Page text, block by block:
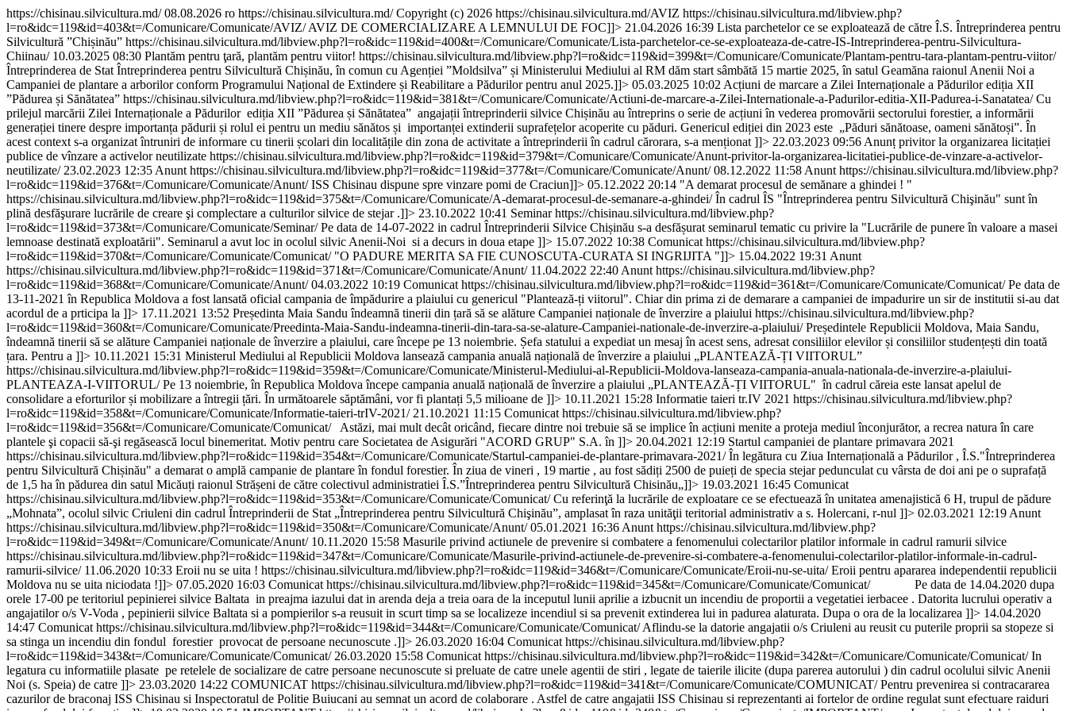
https://chisinau.silvicultura.md/08.08.2026 ro https://chisinau.silvicultura.md/ Copyright (c) 2026 https://chisinau.silvicultura.md/AVIZ https://chisinau.silvicultura.md/libview.php?
l=ro&idc=119&id=403&t=/Comunicare/Comunicate/AVIZ/AVIZ DE COMERCIALIZARE A LEMNULUI DE FOC]]> 21.04.2026 16:39 Lista parchetelor ce se exploatează de către Î.S. Întreprinderea pentru
Silvicultură ”Chișinău” https://chisinau.silvicultura.md/libview.php?l=ro&idc=119&id=400&t=/Comunicare/Comunicate/Lista-parchetelor-ce-se-exploateaza-de-catre-IS-Intreprinderea-pentru-Silvicultura-
Chiinau/ 10.03.2025 08:30 Plantăm pentru ţară, plantăm pentru viitor! https://chisinau.silvicultura.md/libview.php?l=ro&idc=119&id=399&t=/Comunicare/Comunicate/Plantam-pentru-tara-plantam-pentru-viitor/
Întreprinderea de Stat Întreprinderea pentru Silvicultură Chișinău, în comun cu Agenției ”Moldsilva” și Ministerului Mediului al RM dăm start sâmbătă 15 martie 2025, în satul Geamăna raionul Anenii Noi a
Campaniei de plantare a arborilor conform Programului Național de Extindere și Reabilitare a Pădurilor pentru anul 2025.]]> 05.03.2025 10:02 Acțiuni de marcare a Zilei Internaționale a Pădurilor ediția XII
”Pădurea și Sănătatea” https://chisinau.silvicultura.md/libview.php?l=ro&idc=119&id=381&t=/Comunicare/Comunicate/Actiuni-de-marcare-a-Zilei-Internationale-a-Padurilor-editia-XII-Padurea-i-Sanatatea/Cu
prilejul marcării Zilei Internaționale a Pădurilor ediția XII ”Pădurea și Sănătatea” angajații întreprinderii silvice Chișinău au întreprins o serie de acțiuni în vederea promovării sectorului forestier, a informării
generației tinere despre importanța pădurii și rolul ei pentru un mediu sănătos și importanței extinderii suprafețelor acoperite cu păduri. Genericul ediției din 2023 este „Păduri sănătoase, oameni sănătoși”. În
acest context s-a organizat întruniri de informare cu tinerii școlari din localitățile din zona de activitate a întreprinderii în cadrul cărorara, s-a menționat ]]> 22.03.2023 09:56 Anunț privitor la organizarea licitației
publice de vînzare a activelor neutilizate https://chisinau.silvicultura.md/libview.php?l=ro&idc=119&id=379&t=/Comunicare/Comunicate/Anunt-privitor-la-organizarea-licitatiei-publice-de-vinzare-a-activelor-
neutilizate/ 23.02.2023 12:35 Anunt https://chisinau.silvicultura.md/libview.php?l=ro&idc=119&id=377&t=/Comunicare/Comunicate/Anunt/08.12.2022 11:58 Anunt https://chisinau.silvicultura.md/libview.php?
l=ro&idc=119&id=376&t=/Comunicare/Comunicate/Anunt/ISS Chisinau dispune spre vinzare pomi de Craciun]]> 05.12.2022 20:14 "A demarat procesul de semănare a ghindei ! "
https://chisinau.silvicultura.md/libview.php?l=ro&idc=119&id=375&t=/Comunicare/Comunicate/A-demarat-procesul-de-semanare-a-ghindei/În cadrul ÎS "Întreprinderea pentru Silvicultură Chişinău" sunt în
plină desfăşurare lucrările de creare şi complectare a culturilor silvice de stejar .]]> 23.10.2022 10:41 Seminar https://chisinau.silvicultura.md/libview.php?
l=ro&idc=119&id=373&t=/Comunicare/Comunicate/Seminar/Pe data de 14-07-2022 in cadrul Întreprinderii Silvice Chișinău s-a desfășurat seminarul tematic cu privire la "Lucrările de punere în valoare a masei
lemnoase destinată exploatării". Seminarul a avut loc in ocolul silvic Anenii-Noi si a decurs in doua etape ]]> 15.07.2022 10:38 Comunicat https://chisinau.silvicultura.md/libview.php?
l=ro&idc=119&id=370&t=/Comunicare/Comunicate/Comunicat/ "O PADURE MERITA SA FIE CUNOSCUTA-CURATA SI INGRIJITA "]]> 15.04.2022 19:31 Anunt
https://chisinau.silvicultura.md/libview.php?l=ro&idc=119&id=371&t=/Comunicare/Comunicate/Anunt/ 11.04.2022 22:40 Anunt https://chisinau.silvicultura.md/libview.php?
l=ro&idc=119&id=368&t=/Comunicare/Comunicate/Anunt/04.03.2022 10:19 Comunicat https://chisinau.silvicultura.md/libview.php?l=ro&idc=119&id=361&t=/Comunicare/Comunicate/Comunicat/Pe data de
13-11-2021 în Republica Moldova a fost lansată oficial campania de împădurire a plaiului cu genericul "Plantează-ți viitorul". Chiar din prima zi de demarare a campaniei de impadurire un sir de institutii si-au dat
acordul de a prticipa la ]]> 17.11.2021 13:52 Președinta Maia Sandu îndeamnă tinerii din țară să se alăture Campaniei naționale de înverzire a plaiului https://chisinau.silvicultura.md/libview.php?
l=ro&idc=119&id=360&t=/Comunicare/Comunicate/Preedinta-Maia-Sandu-indeamna-tinerii-din-tara-sa-se-alature-Campaniei-nationale-de-inverzire-a-plaiului/Președintele Republicii Moldova, Maia Sandu,
îndeamnă tinerii să se alăture Campaniei naționale de înverzire a plaiului, care începe pe 13 noiembrie. Șefa statului a expediat un mesaj în acest sens, adresat consiliilor elevilor și consiliilor studențești din toată
țara. Pentru a ]]> 10.11.2021 15:31 Ministerul Mediului al Republicii Moldova lansează campania anuală națională de înverzire a plaiului „PLANTEAZĂ-ȚI VIITORUL”
https://chisinau.silvicultura.md/libview.php?l=ro&idc=119&id=359&t=/Comunicare/Comunicate/Ministerul-Mediului-al-Republicii-Moldova-lanseaza-campania-anuala-nationala-de-inverzire-a-plaiului-
PLANTEAZA-I-VIITORUL/Pe 13 noiembrie, în Republica Moldova începe campania anuală națională de înverzire a plaiului „PLANTEAZĂ-ȚI VIITORUL" în cadrul căreia este lansat apelul de
consolidare a eforturilor și mobilizare a întregii țări. În următoarele săptămâni, vor fi plantați 5,5 milioane de ]]> 10.11.2021 15:28 Informatie taieri tr.IV 2021 https://chisinau.silvicultura.md/libview.php?
l=ro&idc=119&id=358&t=/Comunicare/Comunicate/Informatie-taieri-trIV-2021/ 21.10.2021 11:15 Comunicat https://chisinau.silvicultura.md/libview.php?
l=ro&idc=119&id=356&t=/Comunicare/Comunicate/Comunicat/
Astăzi, mai mult decât oricând, fiecare dintre noi trebuie să se implice în acțiuni menite a proteja mediul înconjurător, a recrea natura în care
plantele şi copacii să-şi regăsească locul binemeritat. Motiv pentru care Societatea de Asigurări "ACORD GRUP" S.A. în ]]> 20.04.2021 12:19 Startul campaniei de plantare primavara 2021
https://chisinau.silvicultura.md/libview.php?l=ro&idc=119&id=354&t=/Comunicare/Comunicate/Startul-campaniei-de-plantare-primavara-2021/În legătura cu Ziua Internațională a Pădurilor , Î.S."Întreprinderea
pentru Silvicultură Chișinău" a demarat o amplă campanie de plantare în fondul forestier. În ziua de vineri , 19 martie , au fost sădiți 2500 de puieți de specia stejar pedunculat cu vârsta de doi ani pe o suprafață
de 1,5 ha în pădurea din satul Micăuți raionul Strășeni de către colectivul administratiei Î.S.”Întreprinderea pentru Silvicultură Chisinău„]]> 19.03.2021 16:45 Comunicat
https://chisinau.silvicultura.md/libview.php?l=ro&idc=119&id=353&t=/Comunicare/Comunicate/Comunicat/Cu referinţă la lucrările de exploatare ce se efectuează în unitatea amenajistică 6 H, trupul de pădure
„Mohnataˮ, ocolul silvic Criuleni din cadrul Întreprinderii de Stat „Întreprinderea pentru Silvicultură Chişinăuˮ, amplasat în raza unităţii teritorial administrativ a s. Holercani, r-nul ]]> 02.03.2021 12:19 Anunt
https://chisinau.silvicultura.md/libview.php?l=ro&idc=119&id=350&t=/Comunicare/Comunicate/Anunt/05.01.2021 16:36 Anunt https://chisinau.silvicultura.md/libview.php?
l=ro&idc=119&id=349&t=/Comunicare/Comunicate/Anunt/ 10.11.2020 15:58 Masurile privind actiunele de prevenire si combatere a fenomenului colectarilor platilor informale in cadrul ramurii silvice
https://chisinau.silvicultura.md/libview.php?l=ro&idc=119&id=347&t=/Comunicare/Comunicate/Masurile-privind-actiunele-de-prevenire-si-combatere-a-fenomenului-colectarilor-platilor-informale-in-cadrul-
ramurii-silvice/ 11.06.2020 10:33 Eroii nu se uita ! https://chisinau.silvicultura.md/libview.php?l=ro&idc=119&id=346&t=/Comunicare/Comunicate/Eroii-nu-se-uita/Eroii pentru apararea independentii republicii
Moldova nu se uita niciodata !]]> 07.05.2020 16:03 Comunicat https://chisinau.silvicultura.md/libview.php?l=ro&idc=119&id=345&t=/Comunicare/Comunicate/Comunicat/
Pe data de 14.04.2020 dupa
orele 17-00 pe teritoriul pepinierei silvice Baltata in preajma iazului dat in arenda deja a treia oara de la inceputul lunii aprilie a izbucnit un incendiu de proportii a vegetatiei ierbacee . Datorita lucrului operativ a
angajatilor o/s V-Voda , pepinierii silvice Baltata si a pompierilor s-a reusuit in scurt timp sa se localizeze incendiul si sa prevenit extinderea lui in padurea alaturata. Dupa o ora de la localizarea ]]> 14.04.2020
14:47 Comunicat https://chisinau.silvicultura.md/libview.php?l=ro&idc=119&id=344&t=/Comunicare/Comunicate/Comunicat/Aflindu-se la datorie angajatii o/s Criuleni au reusit cu puterile proprii sa stopeze si
sa stinga un incendiu din fondul forestier provocat de persoane necunoscute .]]> 26.03.2020 16:04 Comunicat https://chisinau.silvicultura.md/libview.php?
l=ro&idc=119&id=343&t=/Comunicare/Comunicate/Comunicat/ 26.03.2020 15:58 Comunicat https://chisinau.silvicultura.md/libview.php?l=ro&idc=119&id=342&t=/Comunicare/Comunicate/Comunicat/In
legatura cu informatiile plasate pe retelele de socializare de catre persoane necunoscute si preluate de catre unele agentii de stiri , legate de taierile ilicite (dupa parerea autorului ) din cadrul ocolului silvic Anenii
Noi (s. Speia) de catre ]]> 23.03.2020 14:22 COMUNICAT https://chisinau.silvicultura.md/libview.php?l=ro&idc=119&id=341&t=/Comunicare/Comunicate/COMUNICAT/Pentru prevenirea si contracararea
cazurilor de braconaj ISS Chisinau si Inspectoratul de Politie Buiucani au semnat un acord de colaborare . Astfel de catre angajatii ISS Chisinau si reprezentanti ai fortelor de ordine regulat sunt efectuare raiduri